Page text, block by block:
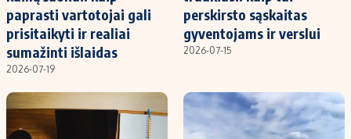
paprasti vartotojai gali
prisitaikyti ir realiai
sumažinti išlaidas
2026-07-19
perskirsto sąskaitas
gyventojams ir verslui
2026-07-15